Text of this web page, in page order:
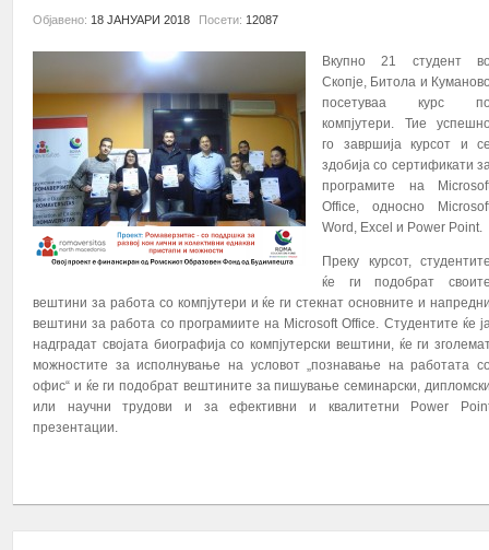
Објавено: 18 ЈАНУАРИ 2018 Посети: 12087
Вкупно 21 студент
Скопје, Битола и
посетуваа курс
компјутери. Тие
го завршија курсот и
здобија со сертификати
програмите на
Office, односно
Word, Excel и Power Point.
Преку курсот,
ќе ги подобрат
вештини за работа со компјутери и ќе ги стекнат основните и
вештини за работа со програмиите на Microsoft Office. Студентите ќе
надградат својата биографија со компјутерски вештини, ќе ги
можностите за исполнување на условот „познавање на работата
офис“ и ќе ги подобрат вештините за пишување семинарски,
или научни трудови и за ефективни и квалитетни Power
презентации.